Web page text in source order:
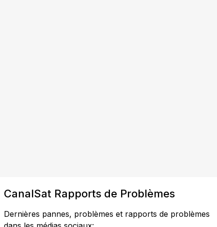
CanalSat Rapports de Problèmes
Dernières pannes, problèmes et rapports de problèmes